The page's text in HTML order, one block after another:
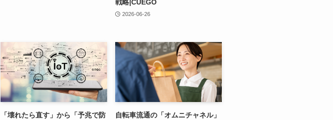
戦略|CUEGO
2026-06-26
「壊れたら直す」から「予兆で防
自転車流通の「オムニチャネル」